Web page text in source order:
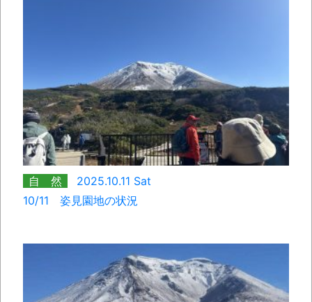
自 然
2025.10.11 Sat
10/11 姿見園地の状況